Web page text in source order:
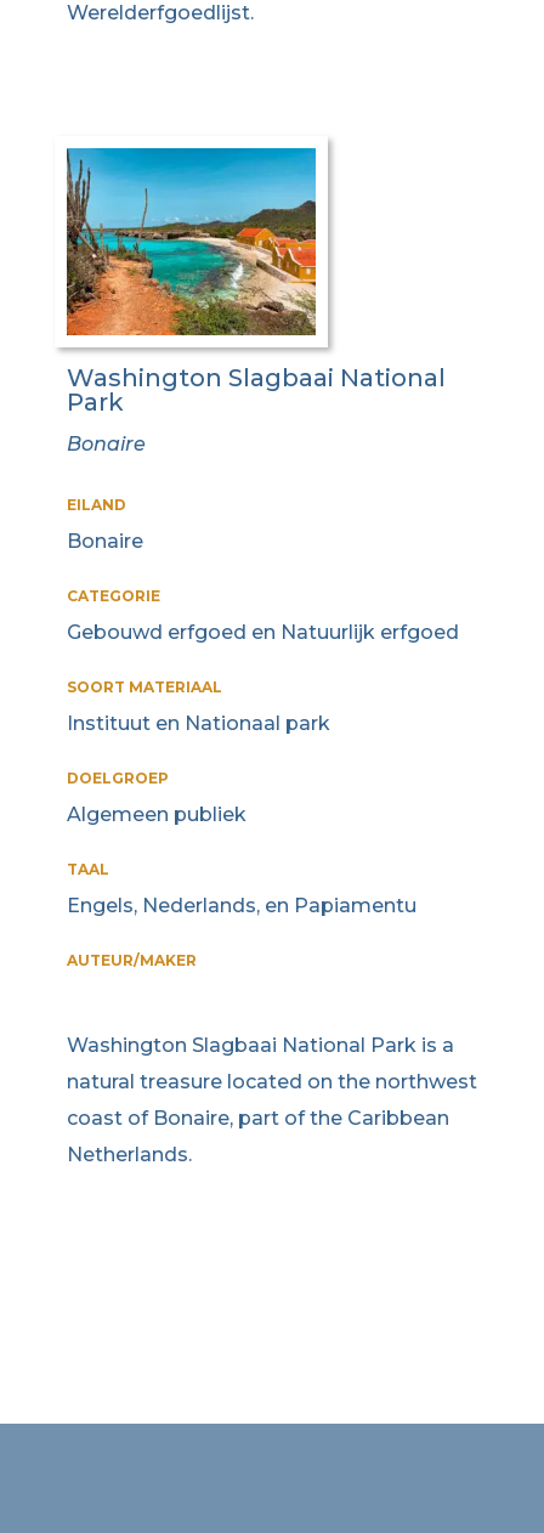
Werelderfgoedlijst.
Washington Slagbaai National
Park
Bonaire
EILAND
Bonaire
CATEGORIE
Gebouwd erfgoed en Natuurlijk erfgoed
SOORT MATERIAAL
Instituut en Nationaal park
DOELGROEP
Algemeen publiek
TAAL
Engels, Nederlands, en Papiamentu
AUTEUR/MAKER
Washington Slagbaai National Park is a
natural treasure located on the northwest
coast of Bonaire, part of the Caribbean
Netherlands.